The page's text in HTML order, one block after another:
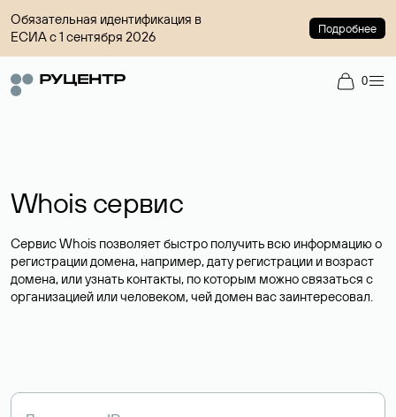
Обязательная идентификация в
ЕСИА с 1 сентября 2026
Подробнее
0
Whois сервис
Сервис Whois позволяет быстро получить всю информацию о
регистрации домена, например, дату регистрации и возраст
домена, или узнать контакты, по которым можно связаться с
организацией или человеком, чей домен вас заинтересовал.